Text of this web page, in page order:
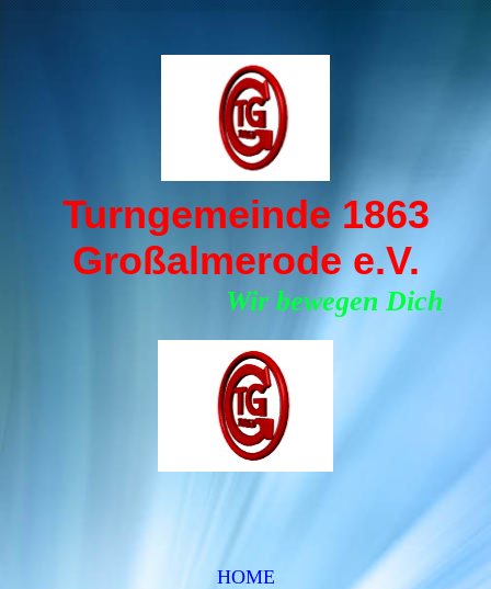
Turngemeinde 1863
Großalmerode e.V.
Wir bewegen Dich
HOME